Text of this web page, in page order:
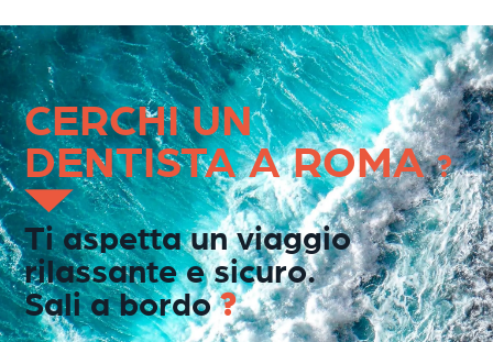
CERCHI UN
DENTISTA A ROMA?
Ti aspetta un viaggio
rilassante e sicuro.
Sali a bordo?